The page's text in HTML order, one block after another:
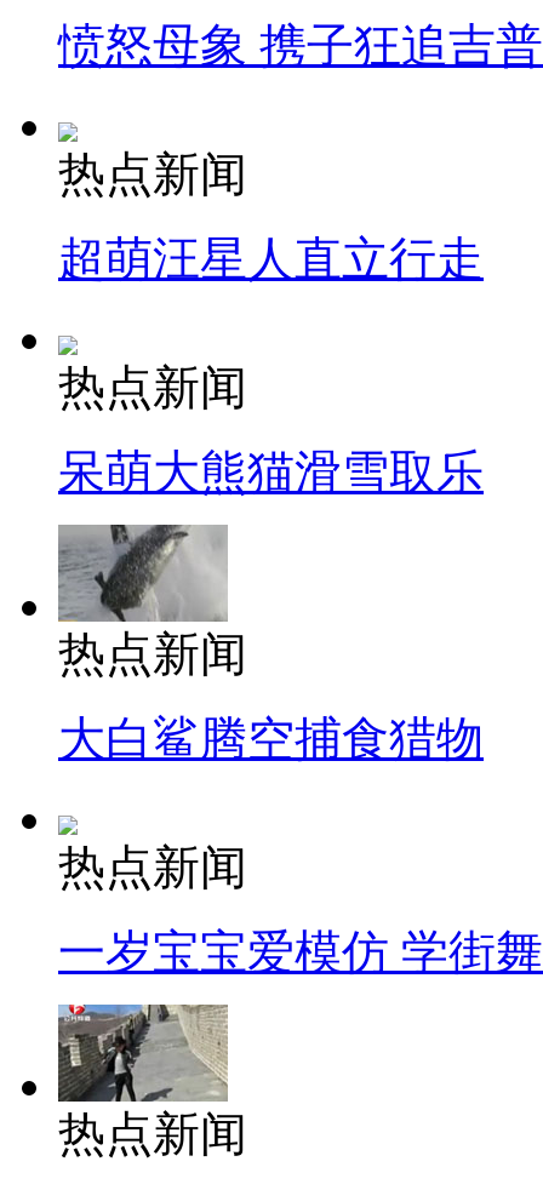
愤怒母象 携子狂追吉
热点新闻
超萌汪星人直立行走
热点新闻
呆萌大熊猫滑雪取乐
热点新闻
大白鲨腾空捕食猎物
热点新闻
一岁宝宝爱模仿 学街
热点新闻